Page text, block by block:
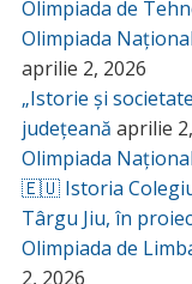
Olimpiada de
Olimpiada
aprilie 2, 2026
„Istorie și
județeană aprilie
Olimpiada
🇪🇺 Istoria
Târgu Jiu, în
Olimpiada de
2, 2026